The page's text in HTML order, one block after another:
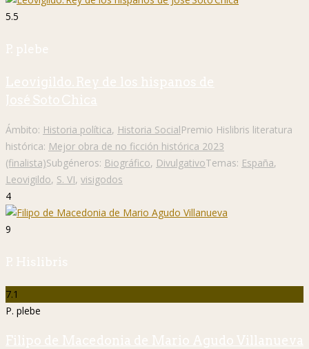
5.5
P. plebe
Leovigildo. Rey de los hispanos de
José Soto Chica
Ámbito: Historia política, Historia SocialPremio Hislibris literatura
histórica: Mejor obra de no ficción histórica 2023
(finalista)Subgéneros: Biográfico, DivulgativoTemas: España,
Leovigildo, S. VI, visigodos
4
9
P. Hislibris
7.1
P. plebe
Filipo de Macedonia de Mario Agudo Villanueva